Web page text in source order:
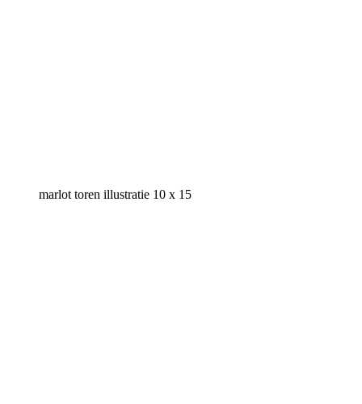
marlot toren illustratie 10 x 15